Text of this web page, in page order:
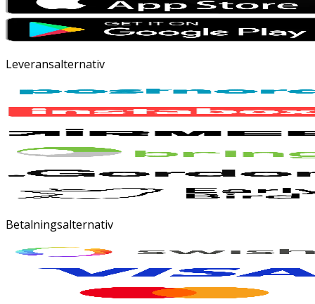
Leveransalternativ
Betalningsalternativ